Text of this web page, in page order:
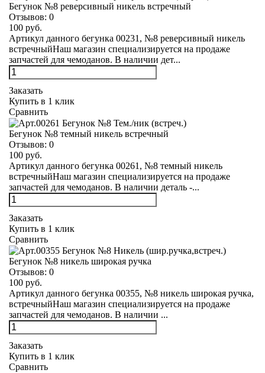
Бегунок №8 реверсивный никель встречный
Отзывов: 0
100 руб.
Артикул данного бегунка 00231, №8 реверсивный никель
встречныйНаш магазин специализируется на продаже
запчастей для чемоданов. В наличии дет...
Заказать
Купить в 1 клик
Сравнить
Бегунок №8 темный никель встречный
Отзывов: 0
100 руб.
Артикул данного бегунка 00261, №8 темный никель
встречныйНаш магазин специализируется на продаже
запчастей для чемоданов. В наличии деталь -...
Заказать
Купить в 1 клик
Сравнить
Бегунок №8 никель широкая ручка
Отзывов: 0
100 руб.
Артикул данного бегунка 00355, №8 никель широкая ручка,
встречныйНаш магазин специализируется на продаже
запчастей для чемоданов. В наличии ...
Заказать
Купить в 1 клик
Сравнить